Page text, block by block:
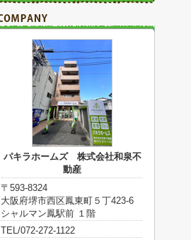
パキラホームズ 株式会社和泉不
動産
〒593-8324
大阪府堺市西区鳳東町５丁423-6
シャルマン鳳駅前 １階
TEL/072-272-1122